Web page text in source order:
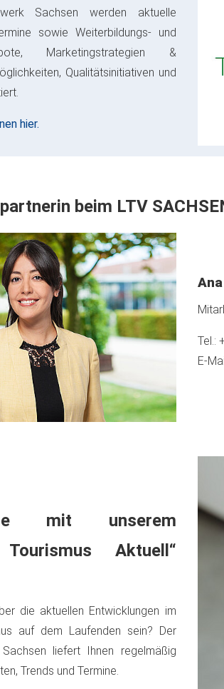
Sachsen werden aktuelle
sowie Weiterbildungs- und
Marketingstrategien &
Qualitätsinitiativen und
hier.
beim LTV
Tel.:
E-
mit unserem
Aktuell“
die aktuellen Entwicklungen im
auf dem Laufenden sein? Der
liefert Ihnen regelmäßig
Trends und Termine.